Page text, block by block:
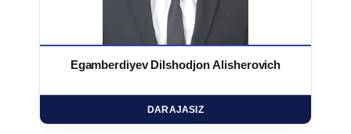
Egamberdiyev Dilshodjon Alisherovich
DARAJASIZ